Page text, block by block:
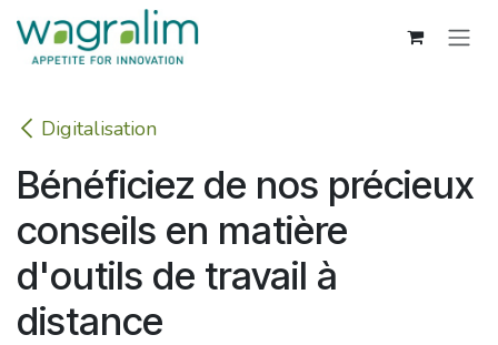
Se rendre au contenu
Digitalisation
Bénéficiez de nos précieux
conseils en matière
d'outils de travail à
distance